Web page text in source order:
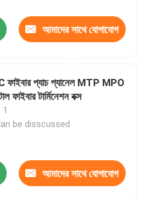
আমাদের সাথে যোগাযোগ
ফাইবার প্যাচ প্যানেল MTP MPO
ফাইবার টার্মিনেশন বক্স
be disscussed
আমাদের সাথে যোগাযোগ